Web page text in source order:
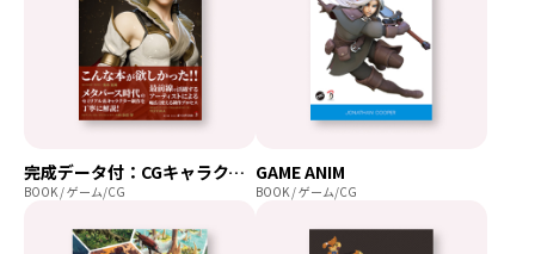
完成データ付：CGキャラクター制作の秘訣
BOOK / ゲーム/CG
GAME ANIM
BOOK / ゲーム/CG